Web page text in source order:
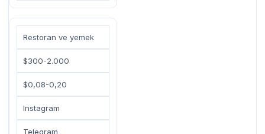
Restoran ve yemek
$300-2.000
$0,08-0,20
Instagram
Telegram